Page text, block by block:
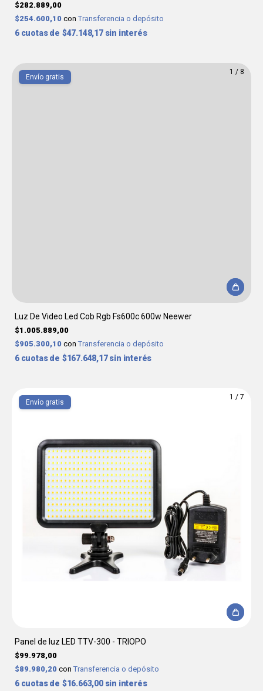
$282.889,00
$254.600,10 con Transferencia o depósito
6 $47.148,17 sin interés
1 / 8
Envío gratis
Luz De Video Led Cob Rgb Fs600c 600w Neewer
$1.005.889,00
$905.300,10 con Transferencia o depósito
6 $167.648,17 sin interés
1 / 7
Envío gratis
Panel de luz LED TTV-300 - TRIOPO
$99.978,00
$89.980,20 con Transferencia o depósito
6 $16.663,00 sin interés